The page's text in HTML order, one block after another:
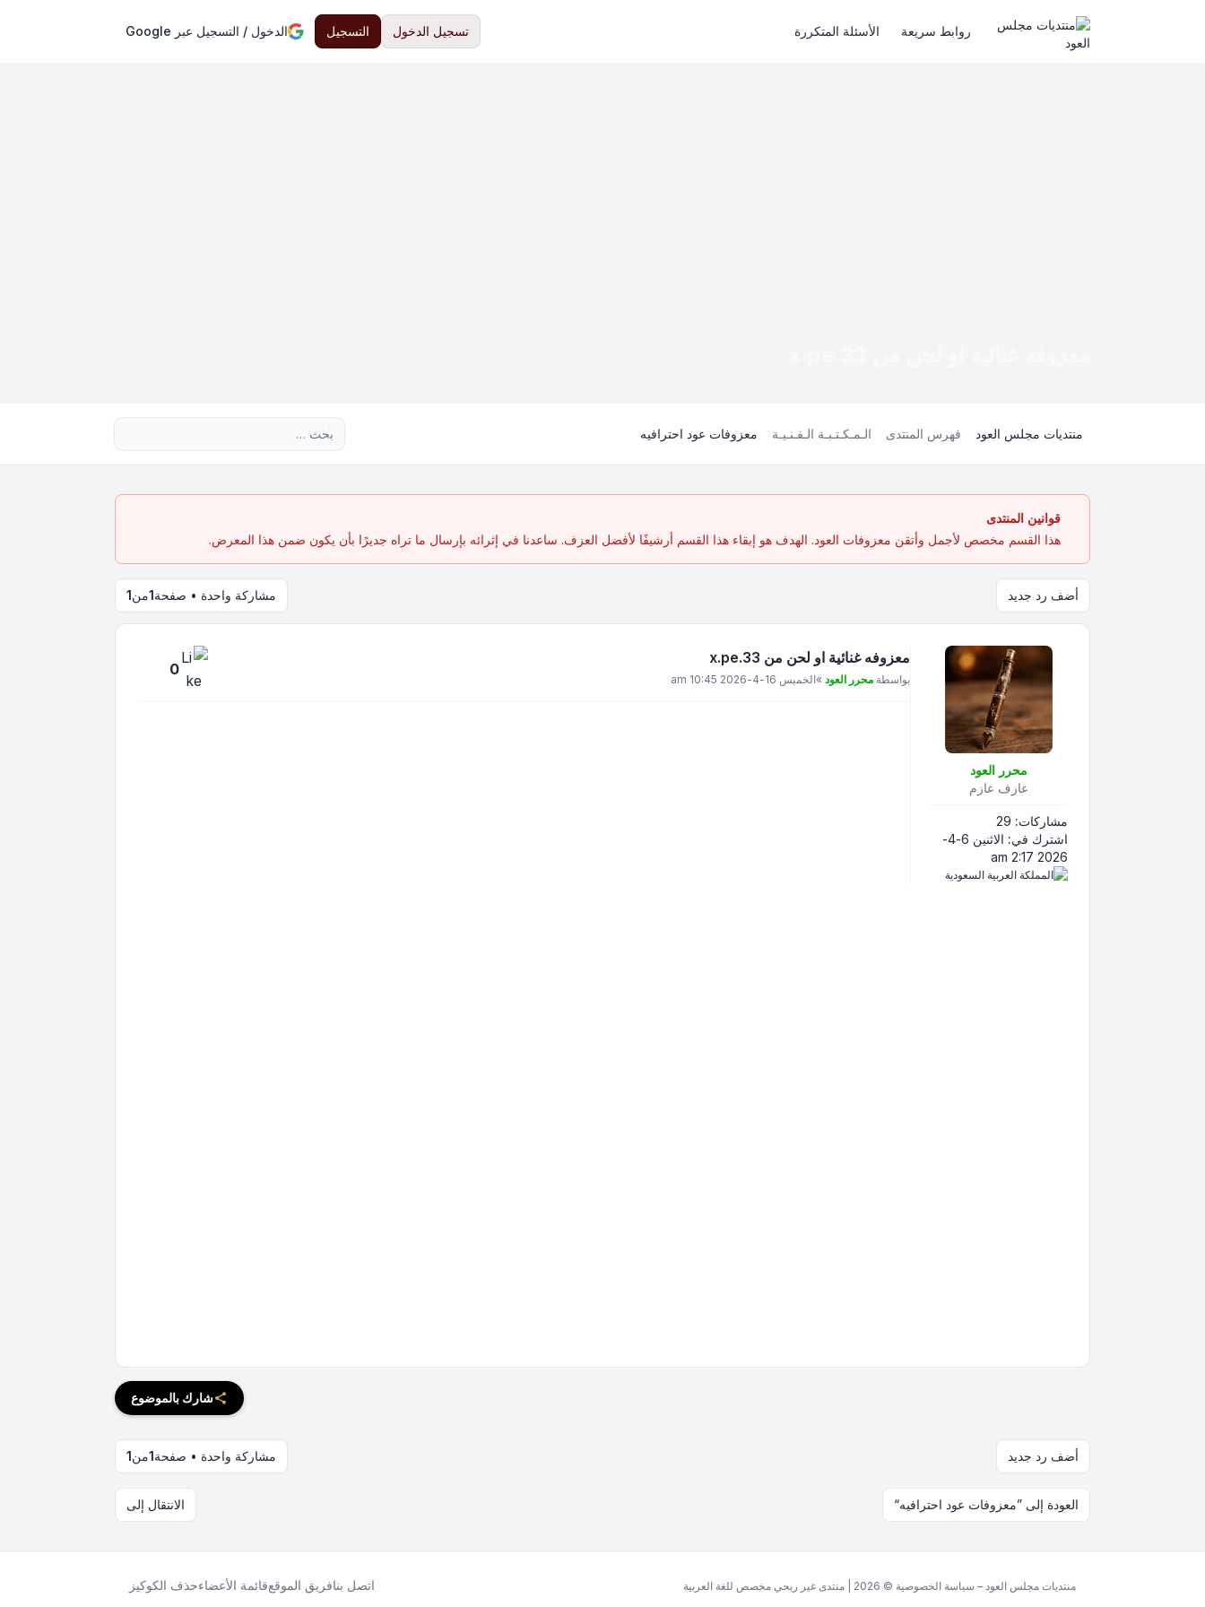
روابط سريعة الأسئلة المتكررة تسجيل الدخول التسجيل الدخول / التسجيل عبر Google
منتديات مجلس العود فهرس المنتدى الـمـكـتـبـة الـفـنـيـة معزوفات عود احترافيه بحث متقدم
قوانين المنتدى
هذا القسم مخصص لأجمل وأتقن معزوفات العود. الهدف هو إبقاء هذا القسم أرشيفًا لأفضل العزف. ساعدنا في إثرائه بإرسال ما تراه جديرًا بأن يكون ضمن هذا المعرض.
أضف رد جديد مشاركة واحدة • صفحة1من1
محرر العود
عازف عازم
مشاركات: 29
اشترك في:
الاثنين 6-4-
2026 2:17 am
معزوفه غنائية او لحن من x.pe.33
مشاركة
بواسطة محرر العود »الخميس 16-4-2026 10:45 am
0
شارك بالموضوع
أضف رد جديد مشاركة واحدة • صفحة1من1
العودة إلى ”معزوفات عود احترافيه“ الانتقال إلى
اتصل بنافريق الموقعقائمة الأعضاءحذف الكوكيز منتديات مجلس العود – سياسة الخصوصية © 2026 | منتدى غير ربحي مخصص للغة العربية